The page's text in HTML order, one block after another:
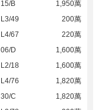
15/B
1,950萬
L3/49
200萬
L4/67
220萬
06/D
1,600萬
L2/18
1,600萬
L4/76
1,820萬
30/C
1,820萬